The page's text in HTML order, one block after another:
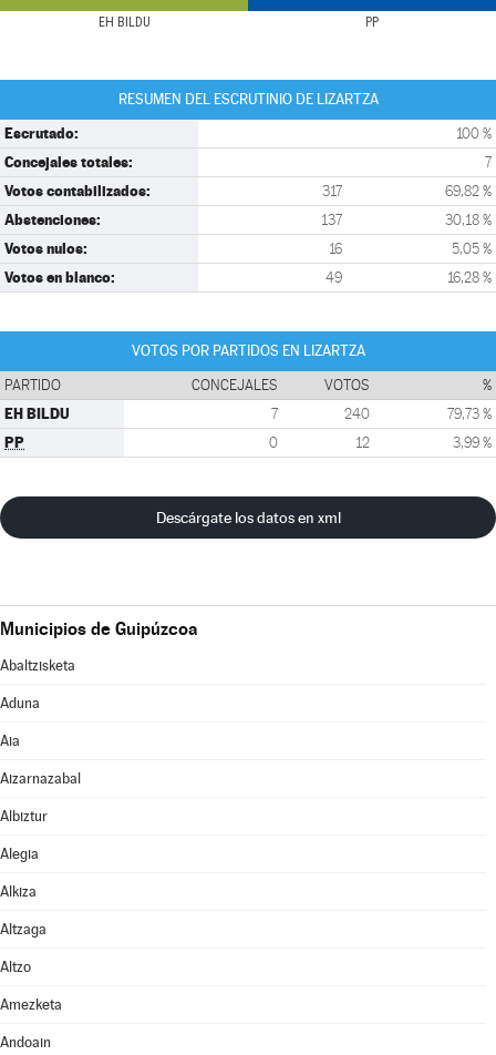
EH BILDU PP
RESUMEN DEL ESCRUTINIO DE LIZARTZA
Escrutado: 100 %
Concejales totales: 7
Votos contabilizados: 317 69,82 %
Abstenciones: 137 30,18 %
Votos nulos: 16 5,05 %
Votos en blanco: 49 16,28 %
VOTOS POR PARTIDOS EN LIZARTZA
PARTIDO CONCEJALES VOTOS %
EH BILDU 7 240 79,73 %
PP 0 12 3,99 %
Descárgate los datos en xml
Municipios de Guipúzcoa
Abaltzisketa
Aduna
Aia
Aizarnazabal
Albiztur
Alegia
Alkiza
Altzaga
Altzo
Amezketa
Andoain